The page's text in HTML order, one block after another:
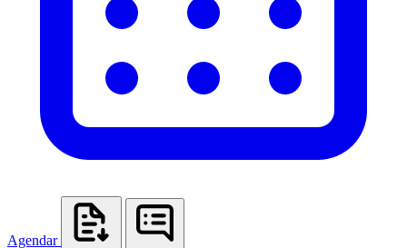
Agendar